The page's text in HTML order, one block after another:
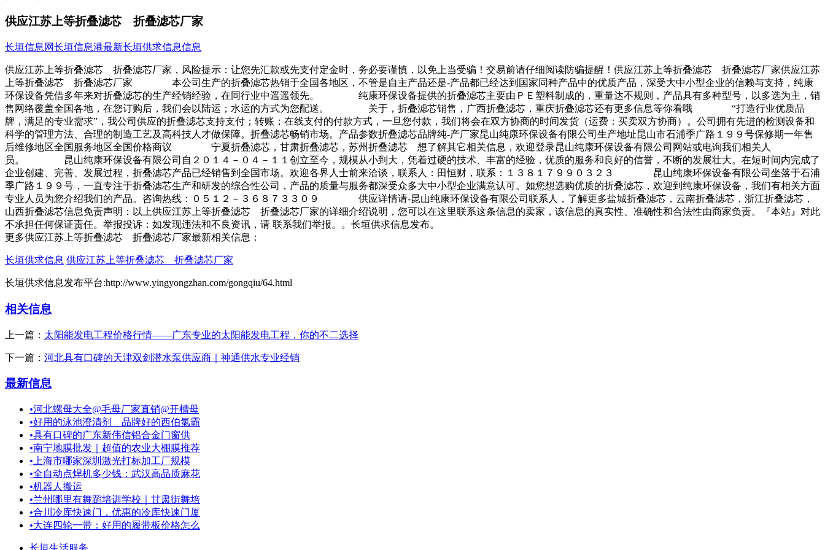
供应江苏上等折叠滤芯 折叠滤芯厂家
长垣信息网长垣信息港最新长垣供求信息信息
供应江苏上等折叠滤芯 折叠滤芯厂家，风险提示：让您先汇款或先支付定金时，务必要谨慎，以免上当受骗！交易前请仔细阅读防骗提醒！供应江苏上等折叠滤芯 折叠滤芯厂家供应江苏
上等折叠滤芯 折叠滤芯厂家 本公司生产的折叠滤芯热销于全国各地区，不管是自主产品还是-产品都已经达到国家同种产品中的优质产品，深受大中小型企业的信赖与支持，纯康
环保设备凭借多年来对折叠滤芯的生产经销经验，在同行业中遥遥领先。 纯康环保设备提供的折叠滤芯主要由ＰＥ塑料制成的，重量达不规则，产品具有多种型号，以多选为主，销
售网络覆盖全国各地，在您订购后，我们会以陆运；水运的方式为您配送。 关于，折叠滤芯销售，广西折叠滤芯，重庆折叠滤芯还有更多信息等你看哦 “打造行业优质品
牌，满足的专业需求”，我公司供应的折叠滤芯支持支付；转账；在线支付的付款方式，一旦您付款，我们将会在双方协商的时间发货（运费：买卖双方协商）。公司拥有先进的检测设备和
科学的管理方法、合理的制造工艺及高科技人才做保障。折叠滤芯畅销市场。产品参数折叠滤芯品牌纯-产厂家昆山纯康环保设备有限公司生产地址昆山市石浦季广路１９９号保修期一年售
后维修地区全国服务地区全国价格商议 宁夏折叠滤芯，甘肃折叠滤芯，苏州折叠滤芯 想了解其它相关信息，欢迎登录昆山纯康环保设备有限公司网站或电询我们相关人
员。 昆山纯康环保设备有限公司自２０１４－０４－１１创立至今，规模从小到大，凭着过硬的技术、丰富的经验，优质的服务和良好的信誉，不断的发展壮大。在短时间内完成了
企业创建、完善、发展过程，折叠滤芯产品已经销售到全国市场。欢迎各界人士前来洽谈，联系人：田恒财，联系：１３８１７９９０３２３ 昆山纯康环保设备有限公司坐落于石浦
季广路１９９号，一直专注于折叠滤芯生产和研发的综合性公司，产品的质量与服务都深受众多大中小型企业满意认可。如您想选购优质的折叠滤芯，欢迎到纯康环保设备，我们有相关方面
专业人员为您介绍我们的产品。咨询热线：０５１２－３６８７３３０９ 供应详情请-昆山纯康环保设备有限公司联系人，了解更多盐城折叠滤芯，云南折叠滤芯，浙江折叠滤芯，
山西折叠滤芯信息免责声明：以上供应江苏上等折叠滤芯 折叠滤芯厂家的详细介绍说明，您可以在这里联系这条信息的卖家，该信息的真实性、准确性和合法性由商家负责。『本站』对此
不承担任何保证责任。举报投诉：如发现违法和不良资讯，请 联系我们举报。。长垣供求信息发布。
更多供应江苏上等折叠滤芯 折叠滤芯厂家最新相关信息：
长垣供求信息 供应江苏上等折叠滤芯 折叠滤芯厂家
长垣供求信息发布平台:http://www.yingyongzhan.com/gongqiu/64.html
相关信息
上一篇： 太阳能发电工程价格行情——广东专业的太阳能发电工程，你的不二选择
下一篇： 河北具有口碑的天津双剑潜水泵供应商｜神通供水专业经销
最新信息
•河北螺母大全@毛母厂家直销@开槽母
•好用的泳池澄清剂＿品牌好的西伯氯霸
•具有口碑的广东新伟信铝合金门窗供
•南宁地膜批发｜超值的农业大棚膜推荐
• 上海市哪家深圳激光打标加工厂规模
•全自动点焊机多少钱：武汉高品质麻花
•机器人搬运
•兰州哪里有舞蹈培训学校｜甘肃街舞培
•合川冷库快速门，优惠的冷库快速门厦
•大连四轮一带：好用的履带板价格怎么
长垣生活服务